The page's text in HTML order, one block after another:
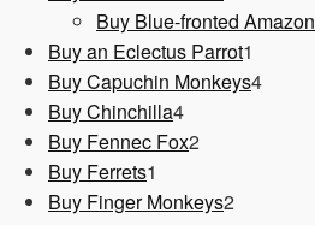
Produkte
Buy Blue-fronted Amazon
Buy an Eclectus Parrot1
Produkt
Buy Capuchin Monkeys44
Buy Chinchilla44
Produkte
Buy Fennec Fox22
Buy Ferrets1
Produkt
Buy Finger Monkeys22